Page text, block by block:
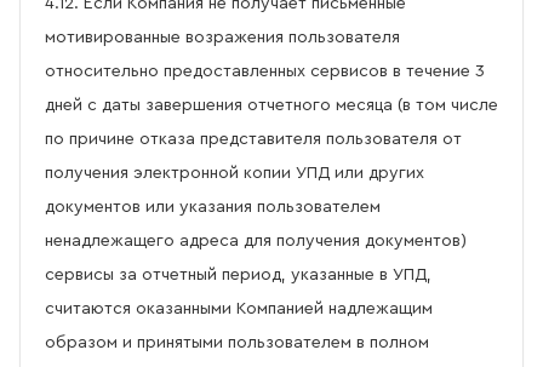
4.12. Если Компания не получает письменные
мотивированные возражения пользователя
относительно предоставленных сервисов в течение 3
дней с даты завершения отчетного месяца (в том числе
по причине отказа представителя пользователя от
получения электронной копии УПД или других
документов или указания пользователем
ненадлежащего адреса для получения документов)
сервисы за отчетный период, указанные в УПД,
считаются оказанными Компанией надлежащим
образом и принятыми пользователем в полном